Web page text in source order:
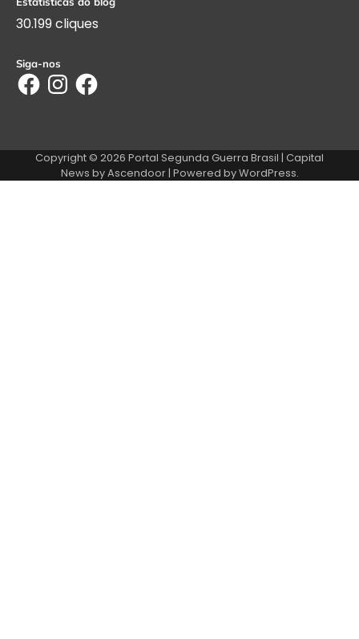
30.199 cliques
Siga-nos
FacebookInstagramFacebook
Copyright © 2026 Portal Segunda Guerra Brasil | Capital
News byAscendoor| Powered byWordPress.